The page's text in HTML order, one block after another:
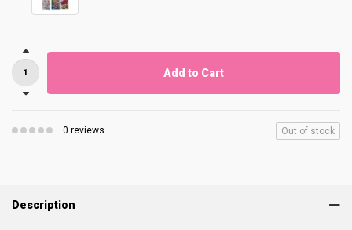
Add to Cart
0 reviews Out of stock
Description